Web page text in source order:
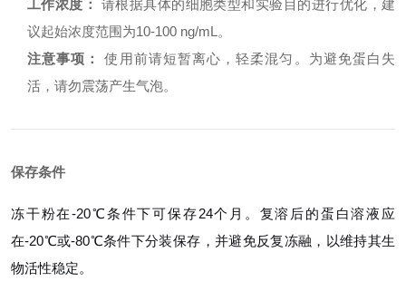
工作浓度：
请根据具体的细胞类型和实验目的进行优化，建
议起始浓度范围为10-100 ng/mL。
注意事项：
使用前请短暂离心，轻柔混匀。为避免蛋白失
活，请勿震荡产生气泡。
保存条件
冻干粉在-20℃条件下可保存24个月。复溶后的蛋白溶液应
在-20℃或-80℃条件下分装保存，并避免反复冻融，以维持其生
物活性稳定。